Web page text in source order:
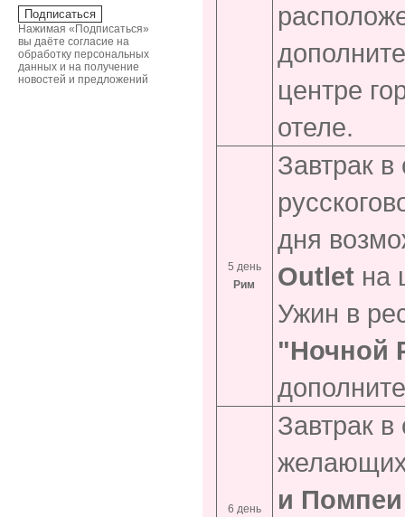
Нажимая «Подписаться»
вы даёте согласие на
обработку персональных
данных и на получение
новостей и предложений
центре
отеле.
5 день
Рим
Завтрак
дня
Outlet на
Ужин в
"Ночной
6 день
Завтрак
и Помпеи